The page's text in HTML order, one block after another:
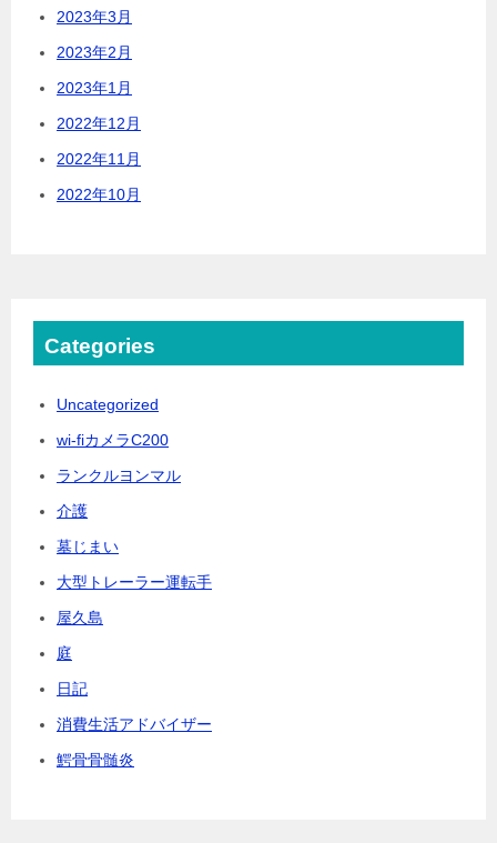
2023年3月
2023年2月
2023年1月
2022年12月
2022年11月
2022年10月
Categories
Uncategorized
wi-fiカメラC200
ランクルヨンマル
介護
墓じまい
大型トレーラー運転手
屋久島
庭
日記
消費生活アドバイザー
鰐骨骨髄炎